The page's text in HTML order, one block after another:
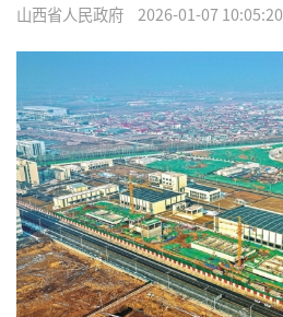
山西省人民政府 2026-01-07 10:05:20